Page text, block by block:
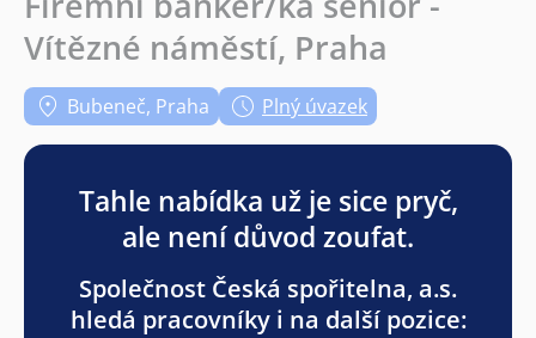
Vítězné náměstí, Praha
Bubeneč, Praha Plný úvazek
Tahle nabídka už je sice pryč,
ale není důvod zoufat.
Společnost Česká spořitelna, a.s.
hledá pracovníky i na další pozice: